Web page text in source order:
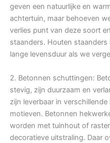
geven een natuurlijke en
achtertuin, maar behoeven
verlies punt van deze soort
staanders. Houten staanders
lange levensduur als we
2. Betonnen schuttingen:
stevig, zijn duurzaam en
zijn leverbaar in
motieven. Betonnen
worden met tuinhout of
decoratieve uitstraling. Daar